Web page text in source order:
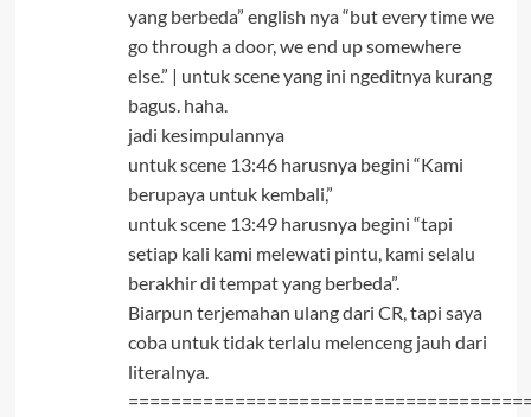
yang berbeda” english nya “but every time we
go through a door, we end up somewhere
else.” | untuk scene yang ini ngeditnya kurang
bagus. haha.
jadi kesimpulannya
untuk scene 13:46 harusnya begini “Kami
berupaya untuk kembali,”
untuk scene 13:49 harusnya begini “tapi
setiap kali kami melewati pintu, kami selalu
berakhir di tempat yang berbeda”.
Biarpun terjemahan ulang dari CR, tapi saya
coba untuk tidak terlalu melenceng jauh dari
literalnya.